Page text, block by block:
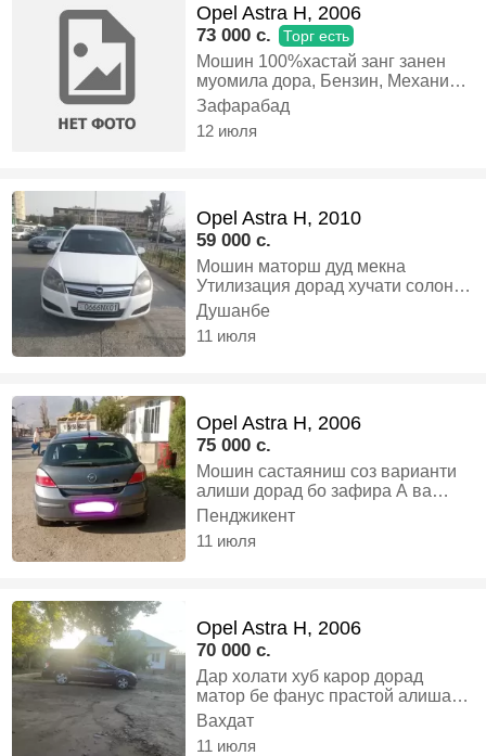
Opel Astra H, 2006
73 000 c. Торг есть
Мошин 100%хастай занг занен
муомила дора, Бензин, Механика,
Универсал
Зафарабад
12 июля
Opel Astra H, 2010
59 000 c.
Мошин маторш дуд мекна
Утилизация дорад хучати солона
дорад кондиционер❄💨❄💨,
Дизель, Автомат, Универсал
Душанбе
11 июля
Opel Astra H, 2006
75 000 c.
Мошин састаяниш соз варианти
алиши дорад бо зафира А ва
зафира Б наличкаам дорад бо
савдо мешавад, Бензин,
Механика, Хэтчбек
Пенджикент
11 июля
Opel Astra H, 2006
70 000 c.
Дар холати хуб карор дорад
матор бе фанус прастой алишам
меша верятора мебинем, Бензин,
Механика, Хэтчбек
Вахдат
11 июля